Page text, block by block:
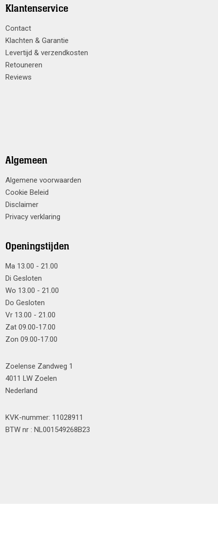
Klantenservice
Contact
Klachten & Garantie
Levertijd & verzendkosten
Retouneren
Reviews
Algemeen
Algemene voorwaarden
Cookie Beleid
Disclaimer
Privacy verklaring
Openingstijden
Ma 13.00 - 21.00
Di Gesloten
Wo 13.00 - 21.00
Do Gesloten
Vr 13.00 - 21.00
Zat 09.00-17.00
Zon 09.00-17.00
Zoelense Zandweg 1
4011 LW Zoelen
Nederland
KVK-nummer: 11028911
BTW nr : NL001549268B23